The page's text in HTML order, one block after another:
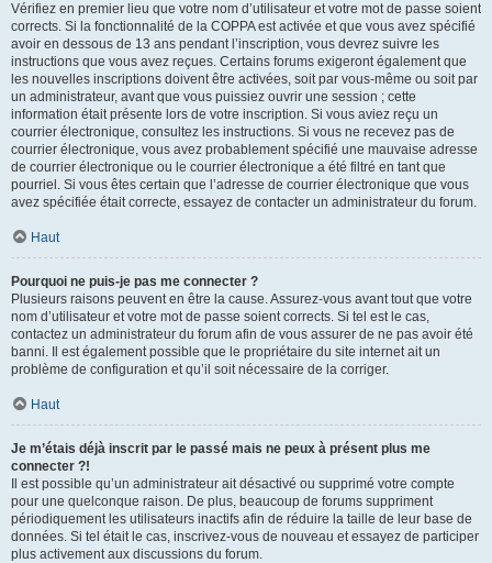
Vérifiez en premier lieu que votre nom d’utilisateur et votre mot de passe soient
corrects. Si la fonctionnalité de la COPPA est activée et que vous avez spécifié
avoir en dessous de 13 ans pendant l’inscription, vous devrez suivre les
instructions que vous avez reçues. Certains forums exigeront également que
les nouvelles inscriptions doivent être activées, soit par vous-même ou soit par
un administrateur, avant que vous puissiez ouvrir une session ; cette
information était présente lors de votre inscription. Si vous aviez reçu un
courrier électronique, consultez les instructions. Si vous ne recevez pas de
courrier électronique, vous avez probablement spécifié une mauvaise adresse
de courrier électronique ou le courrier électronique a été filtré en tant que
pourriel. Si vous êtes certain que l’adresse de courrier électronique que vous
avez spécifiée était correcte, essayez de contacter un administrateur du forum.
Haut
Pourquoi ne puis-je pas me connecter ?
Plusieurs raisons peuvent en être la cause. Assurez-vous avant tout que votre
nom d’utilisateur et votre mot de passe soient corrects. Si tel est le cas,
contactez un administrateur du forum afin de vous assurer de ne pas avoir été
banni. Il est également possible que le propriétaire du site internet ait un
problème de configuration et qu’il soit nécessaire de la corriger.
Haut
Je m’étais déjà inscrit par le passé mais ne peux à présent plus me
connecter ?!
Il est possible qu’un administrateur ait désactivé ou supprimé votre compte
pour une quelconque raison. De plus, beaucoup de forums suppriment
périodiquement les utilisateurs inactifs afin de réduire la taille de leur base de
données. Si tel était le cas, inscrivez-vous de nouveau et essayez de participer
plus activement aux discussions du forum.